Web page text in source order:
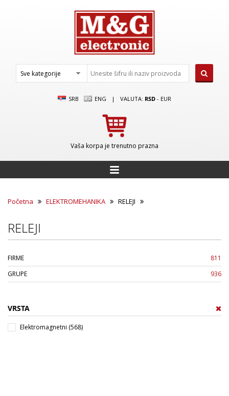
SRB ENG | VALUTA: RSD - EUR
Vaša korpa je trenutno prazna
Početna ELEKTROMEHANIKA RELEJI
RELEJI
FIRME
811
GRUPE
936
VRSTA
Elektromagnetni (568)